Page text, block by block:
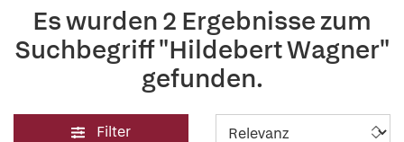
Es wurden 2 Ergebnisse zum
Suchbegriff "Hildebert Wagner"
gefunden.
Filter